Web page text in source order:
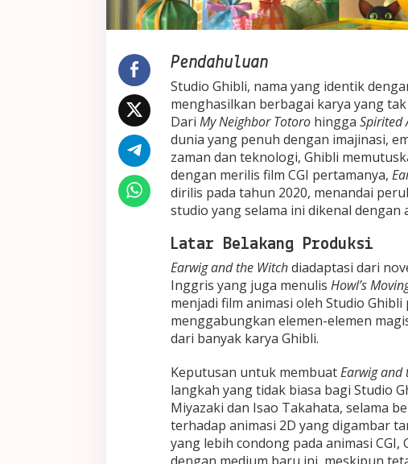
Pendahuluan
Studio Ghibli, nama yang identik
menghasilkan berbagai karya yang
Dari My Neighbor Totorohingga Spirited
dunia yang penuh dengan imajinasi,
zaman dan teknologi, Ghibli
dengan merilis film CGI pertamanya,
dirilis pada tahun 2020, menandai
studio yang selama ini dikenal
Latar Belakang Produksi
Earwig and the Witchdiadaptasi dari
Inggris yang juga menulis Howl’s
menjadi film animasi oleh Studio
menggabungkan elemen-elemen
dari banyak karya Ghibli.
Keputusan untuk membuatEarwig and
langkah yang tidak biasa bagi Studio
Miyazaki dan Isao Takahata, selama
terhadap animasi 2D yang digambar
yang lebih condong pada animasi